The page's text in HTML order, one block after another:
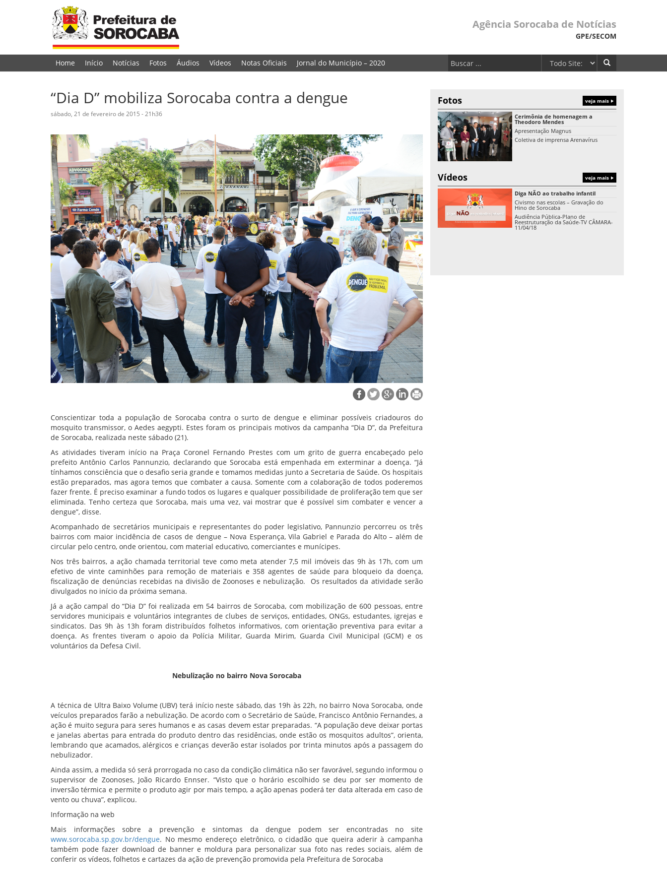
Agência Sorocaba de Notícias
GPE/SECOM
Home Início Notícias Fotos Áudios Vídeos Notas Oficiais Jornal do Município – 2020
“Dia D” mobiliza Sorocaba contra a dengue
sábado, 21 de fevereiro de 2015 - 21h36
Conscientizar toda a população de Sorocaba contra o surto de dengue e eliminar possíveis criadouros do
mosquito transmissor, o Aedes aegypti. Estes foram os principais motivos da campanha “Dia D”, da Prefeitura
de Sorocaba, realizada neste sábado (21).
As atividades tiveram início na Praça Coronel Fernando Prestes com um grito de guerra encabeçado pelo
prefeito Antônio Carlos Pannunzio, declarando que Sorocaba está empenhada em exterminar a doença. “Já
tínhamos consciência que o desafio seria grande e tomamos medidas junto a Secretaria de Saúde. Os hospitais
estão preparados, mas agora temos que combater a causa. Somente com a colaboração de todos poderemos
fazer frente. É preciso examinar a fundo todos os lugares e qualquer possibilidade de proliferação tem que ser
eliminada. Tenho certeza que Sorocaba, mais uma vez, vai mostrar que é possível sim combater e vencer a
dengue”, disse.
Acompanhado de secretários municipais e representantes do poder legislativo, Pannunzio percorreu os três
bairros com maior incidência de casos de dengue – Nova Esperança, Vila Gabriel e Parada do Alto – além de
circular pelo centro, onde orientou, com material educativo, comerciantes e munícipes.
Nos três bairros, a ação chamada territorial teve como meta atender 7,5 mil imóveis das 9h às 17h, com um
efetivo de vinte caminhões para remoção de materiais e 358 agentes de saúde para bloqueio da doença,
fiscalização de denúncias recebidas na divisão de Zoonoses e nebulização. Os resultados da atividade serão
divulgados no início da próxima semana.
Já a ação campal do “Dia D” foi realizada em 54 bairros de Sorocaba, com mobilização de 600 pessoas, entre
servidores municipais e voluntários integrantes de clubes de serviços, entidades, ONGs, estudantes, igrejas e
sindicatos. Das 9h às 13h foram distribuídos folhetos informativos, com orientação preventiva para evitar a
doença. As frentes tiveram o apoio da Polícia Militar, Guarda Mirim, Guarda Civil Municipal (GCM) e os
voluntários da Defesa Civil.
Nebulização no bairro Nova Sorocaba
A técnica de Ultra Baixo Volume (UBV) terá início neste sábado, das 19h às 22h, no bairro Nova Sorocaba, onde
veículos preparados farão a nebulização. De acordo com o Secretário de Saúde, Francisco Antônio Fernandes, a
ação é muito segura para seres humanos e as casas devem estar preparadas. “A população deve deixar portas
e janelas abertas para entrada do produto dentro das residências, onde estão os mosquitos adultos”, orienta,
lembrando que acamados, alérgicos e crianças deverão estar isolados por trinta minutos após a passagem do
nebulizador.
Ainda assim, a medida só será prorrogada no caso da condição climática não ser favorável, segundo informou o
supervisor de Zoonoses, João Ricardo Ennser. “Visto que o horário escolhido se deu por ser momento de
inversão térmica e permite o produto agir por mais tempo, a ação apenas poderá ter data alterada em caso de
vento ou chuva”, explicou.
Informação na web
Mais informações sobre a prevenção e sintomas da dengue podem ser encontradas no site
www.sorocaba.sp.gov.br/dengue. No mesmo endereço eletrônico, o cidadão que queira aderir à campanha
também pode fazer download de banner e moldura para personalizar sua foto nas redes sociais, além de
conferir os vídeos, folhetos e cartazes da ação de prevenção promovida pela Prefeitura de Sorocaba
Fotos veja mais
Cerimônia de homenagem a
Theodoro Mendes
Apresentação Magnus
Coletiva de imprensa Arenavírus
Vídeos veja mais
Diga NÃO ao trabalho infantil
Civismo nas escolas – Gravação do
Hino de Sorocaba
Audiência Pública-Plano de
Reestruturação da Saúde-TV CÂMARA-
11/04/18